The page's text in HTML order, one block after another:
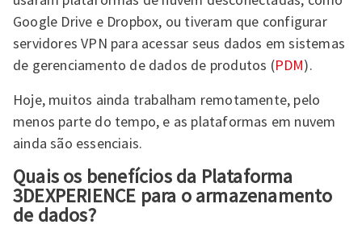
Google Drive e Dropbox, ou tiveram que configurar
servidores VPN para acessar seus dados em sistemas
de gerenciamento de dados de produtos (PDM).
Hoje, muitos ainda trabalham remotamente, pelo
menos parte do tempo, e as plataformas em nuvem
ainda são essenciais.
Quais os benefícios da Plataforma
3DEXPERIENCE para o armazenamento
de dados?